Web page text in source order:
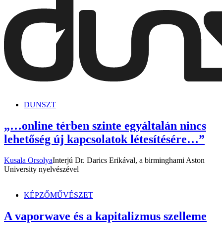
DUNSZT
„…online térben szinte egyáltalán nincs
lehetőség új kapcsolatok létesítésére…”
Kusala OrsolyaInterjú Dr. Darics Erikával, a birminghami Aston
University nyelvészével
KÉPZŐMŰVÉSZET
A vaporwave és a kapitalizmus szelleme